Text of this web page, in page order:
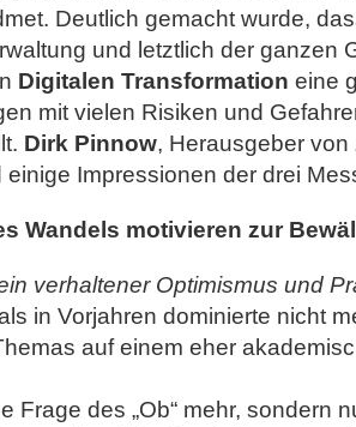
Deutlich gemacht wurde,
und letztlich der ganzen
Digitalen Transformation eine
mit vielen Risiken und
Dirk Pinnow, Herausgeber von
Impressionen der drei
Wandels motivieren zur
verhaltener Optimismus und
in Vorjahren dominierte nicht
auf einem eher
Frage des „Ob“ mehr, sondern